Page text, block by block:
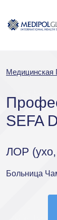
Медицинская
SEFA
ЛОР (ухо,
Больница